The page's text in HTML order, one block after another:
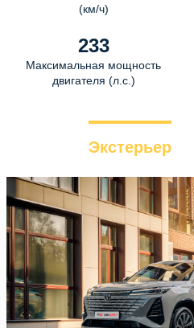
(км/ч)
233
Максимальная мощность
двигателя (л.с.)
Экстерьер